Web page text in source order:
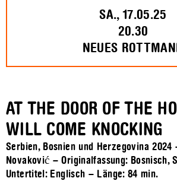
SA., 17.05.25
20.30
NEUES
AT THE DOOR OF THE
WILL COME KNOCKING
Serbien, Bosnien und Herzegovina 2024
Novaković – Originalfassung: Bosnisch,
Untertitel: Englisch – Länge:84 min.